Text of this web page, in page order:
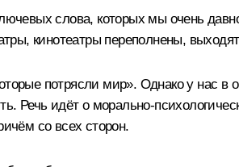
слова, которых мы очень
кинотеатры переполнены,
потрясли мир». Однако у нас
Речь идёт о морально-
со всех сторон.